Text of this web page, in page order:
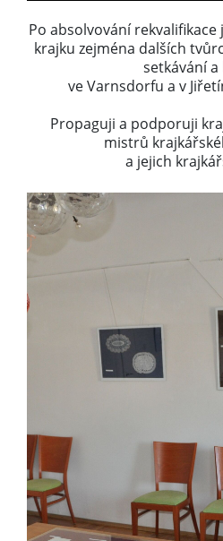
Po absolvování rekvalifikace
krajku zejména dalších
setkávání a
ve Varnsdorfu a v
Propaguji a podporuji
mistrů
a jejich